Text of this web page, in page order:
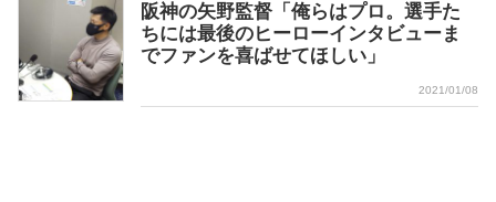
阪神の矢野監督「俺らはプロ。選手た
ちには最後のヒーローインタビューま
でファンを喜ばせてほしい」
2021/01/08